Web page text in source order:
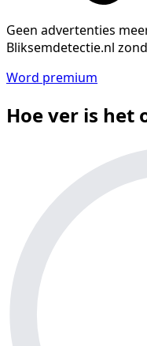
Geen advertenties
Bliksemdetectie.nl
Word premium
Hoe ver is het